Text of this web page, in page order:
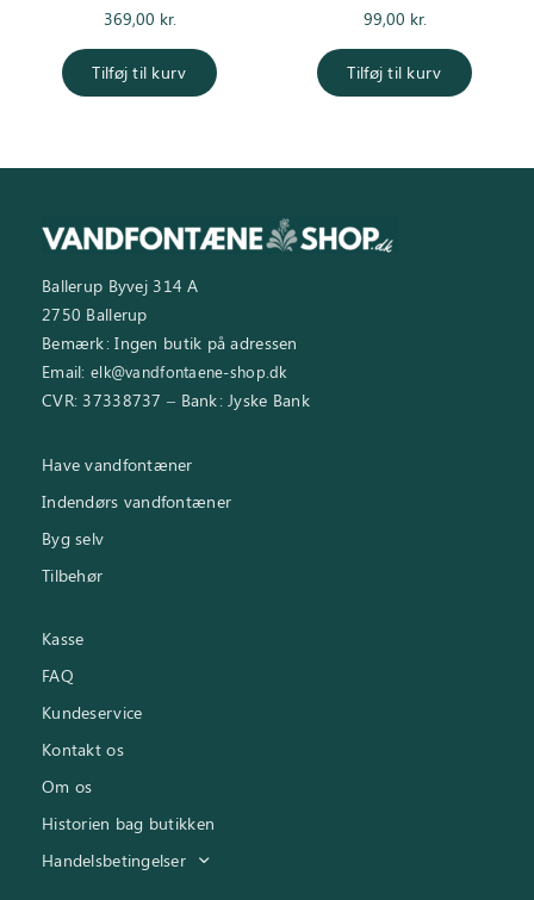
369,00 kr.
Tilføj til kurv
99,00 kr.
Tilføj til kurv
Ballerup Byvej 314 A
2750 Ballerup
Bemærk: Ingen butik på adressen
Email: elk@vandfontaene-shop.dk
CVR: 37338737 – Bank: Jyske Bank
Have vandfontæner
Indendørs vandfontæner
Byg selv
Tilbehør
Kasse
FAQ
Kundeservice
Kontakt os
Om os
Historien bag butikken
Handelsbetingelser